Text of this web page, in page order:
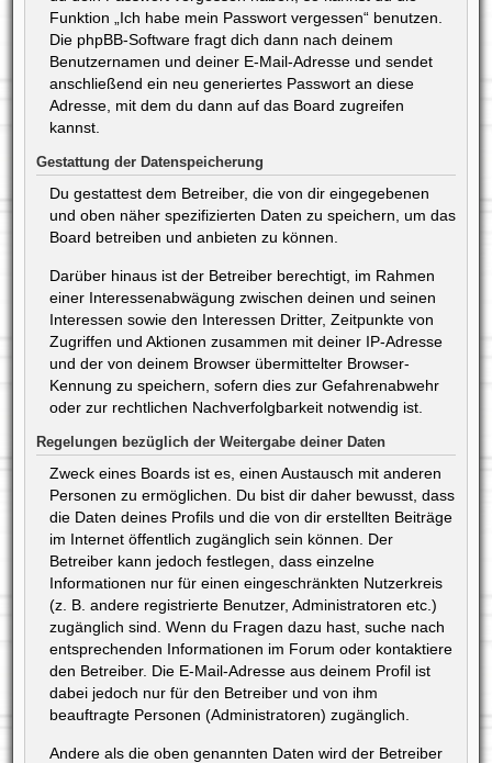
Funktion „Ich habe mein Passwort vergessen“ benutzen.
Die phpBB-Software fragt dich dann nach deinem
Benutzernamen und deiner E-Mail-Adresse und sendet
anschließend ein neu generiertes Passwort an diese
Adresse, mit dem du dann auf das Board zugreifen
kannst.
Gestattung der Datenspeicherung
Du gestattest dem Betreiber, die von dir eingegebenen
und oben näher spezifizierten Daten zu speichern, um das
Board betreiben und anbieten zu können.
Darüber hinaus ist der Betreiber berechtigt, im Rahmen
einer Interessenabwägung zwischen deinen und seinen
Interessen sowie den Interessen Dritter, Zeitpunkte von
Zugriffen und Aktionen zusammen mit deiner IP-Adresse
und der von deinem Browser übermittelter Browser-
Kennung zu speichern, sofern dies zur Gefahrenabwehr
oder zur rechtlichen Nachverfolgbarkeit notwendig ist.
Regelungen bezüglich der Weitergabe deiner Daten
Zweck eines Boards ist es, einen Austausch mit anderen
Personen zu ermöglichen. Du bist dir daher bewusst, dass
die Daten deines Profils und die von dir erstellten Beiträge
im Internet öffentlich zugänglich sein können. Der
Betreiber kann jedoch festlegen, dass einzelne
Informationen nur für einen eingeschränkten Nutzerkreis
(z. B. andere registrierte Benutzer, Administratoren etc.)
zugänglich sind. Wenn du Fragen dazu hast, suche nach
entsprechenden Informationen im Forum oder kontaktiere
den Betreiber. Die E-Mail-Adresse aus deinem Profil ist
dabei jedoch nur für den Betreiber und von ihm
beauftragte Personen (Administratoren) zugänglich.
Andere als die oben genannten Daten wird der Betreiber